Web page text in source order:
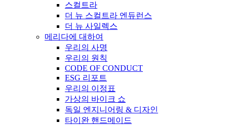
스컬트라
더 뉴 스컬트라 엔듀런스
더 뉴 사일렉스
메리다에 대하여
우리의 사명
우리의 원칙
CODE OF CONDUCT
ESG 리포트
우리의 이정표
가상의 바이크 쇼
독일 엔지니어링 & 디자인
타이완 핸드메이드